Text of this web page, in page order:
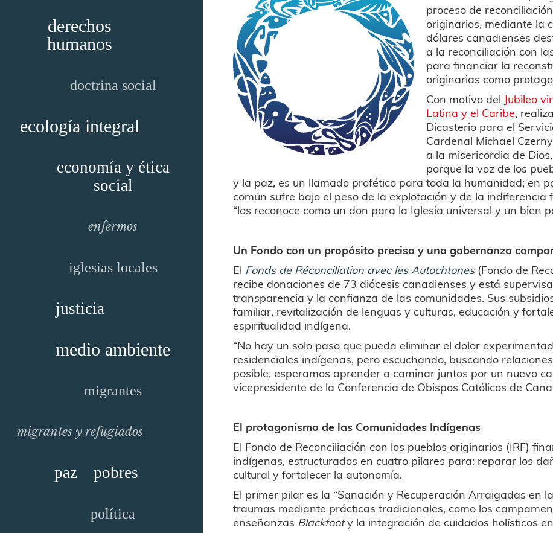
derechos
humanos
doctrina social
ecología integral
economía y ética
social
enfermos
iglesias locales
justicia
medio ambiente
migrantes
migrantes y refugiados
paz pobres
política
proceso de
originarios, mediante la
dólares canadienses
a la reconciliación con
para financiar la
originarias como
Con motivo del Jubileo
Latina y el Caribe,
Dicasterio para el
Cardenal Michael
a la misericordia de
porque la voz de los
y la paz, es un llamado profético para toda la humanidad; en
común sufre bajo el peso de la explotación y de la indiferencia
“los reconoce como un don para la Iglesia universal y un bien
Un Fondo con un propósito preciso y una gobernanza
El Fonds de Réconciliation avec les Autochtones(Fondo de
recibe donaciones de 73 diócesis canadienses y está
transparencia y la confianza de las comunidades. Sus
familiar, revitalización de lenguas y culturas, educación y
espiritualidad indígena.
“No hay un solo paso que pueda eliminar el dolor
residenciales indígenas, pero escuchando, buscando
posible, esperamos aprender a caminar juntos por un nuevo
vicepresidente de la Conferencia de Obispos Católicos de
El protagonismo de las Comunidades Indígenas
El Fondo de Reconciliación con los pueblos originarios (IRF)
indígenas, estructurados en cuatro pilares para: reparar los
cultural y fortalecer la autonomía.
El primer pilar es la “Sanación y Recuperación Arraigadas en
traumas mediante prácticas tradicionales, como los
enseñanzas Blackfooty la integración de cuidados holísticos